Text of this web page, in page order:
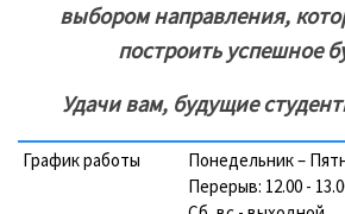
выбором направления,
построить успешное
Удачи вам, будущие
График работы
Понедельник –
Перерыв: 12.00 -